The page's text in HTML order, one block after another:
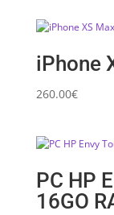
iPhone
260.00€
PC HP
16GO